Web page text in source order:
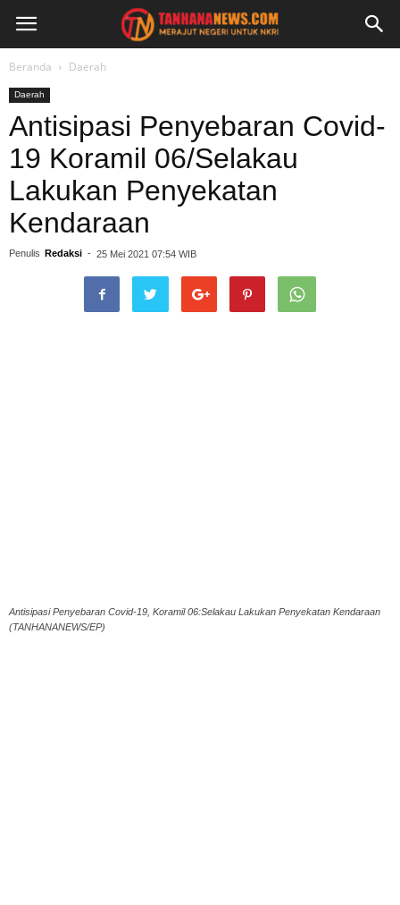
Beranda Daerah
Daerah
Antisipasi Penyebaran Covid-
19 Koramil 06/Selakau
Lakukan Penyekatan
Kendaraan
Penulis Redaksi - 25 Mei 2021 07:54 WIB
Antisipasi Penyebaran Covid-19, Koramil 06:Selakau Lakukan Penyekatan Kendaraan
(TANHANANEWS/EP)